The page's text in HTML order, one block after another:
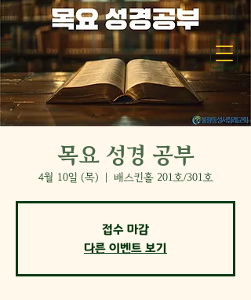
목요 성경 공부
4월 10일 (목) 배스킨홀 201호/301호
접수 마감
다른 이벤트 보기